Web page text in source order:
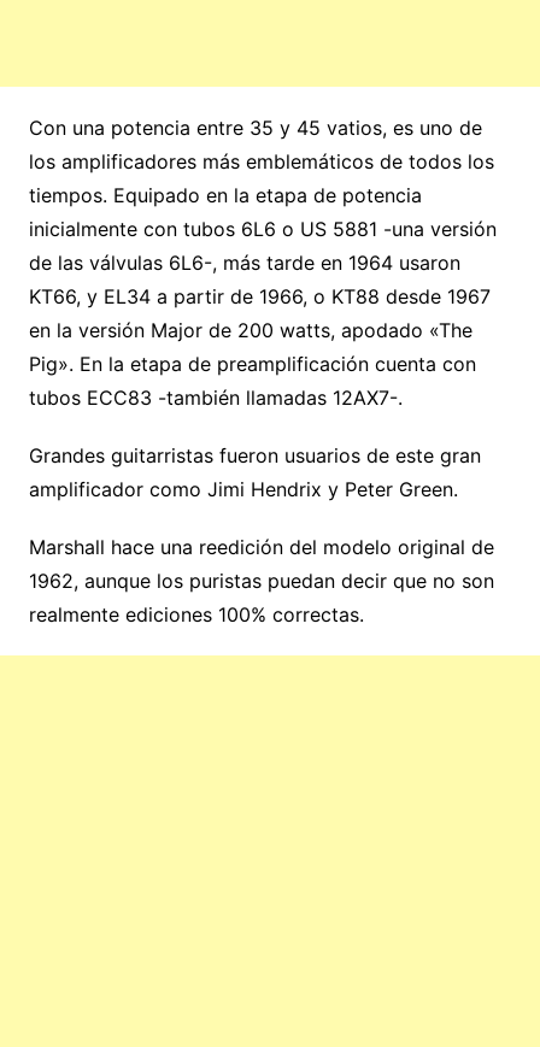
Con una potencia entre 35 y 45 vatios, es uno de
los amplificadores más emblemáticos de todos los
tiempos. Equipado en la etapa de potencia
inicialmente con tubos 6L6 o US 5881 -una versión
de las válvulas 6L6-, más tarde en 1964 usaron
KT66, y EL34 a partir de 1966, o KT88 desde 1967
en la versión Major de 200 watts, apodado «The
Pig». En la etapa de preamplificación cuenta con
tubos ECC83 -también llamadas 12AX7-.
Grandes guitarristas fueron usuarios de este gran
amplificador como Jimi Hendrix y Peter Green.
Marshall hace una reedición del modelo original de
1962, aunque los puristas puedan decir que no son
realmente ediciones 100% correctas.